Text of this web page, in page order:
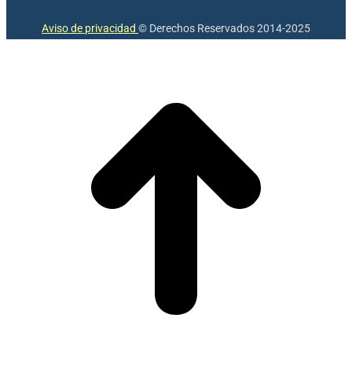
Aviso de privacidad © Derechos Reservados 2014-2025